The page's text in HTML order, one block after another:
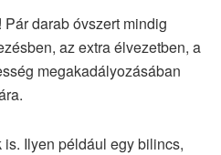
darab óvszert mindig
az extra élvezetben, a
megakadályozásában
Ilyen például egy bilincs,